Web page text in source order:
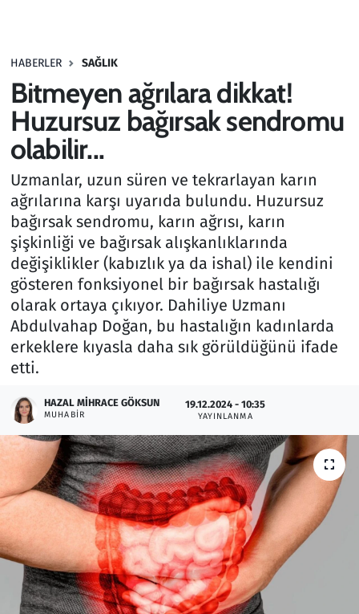
HABERLER SAĞLIK
Bitmeyen ağrılara dikkat!
Huzursuz bağırsak sendromu
olabilir...
Uzmanlar, uzun süren ve tekrarlayan karın
ağrılarına karşı uyarıda bulundu. Huzursuz
bağırsak sendromu, karın ağrısı, karın
şişkinliği ve bağırsak alışkanlıklarında
değişiklikler (kabızlık ya da ishal) ile kendini
gösteren fonksiyonel bir bağırsak hastalığı
olarak ortaya çıkıyor. Dahiliye Uzmanı
Abdulvahap Doğan, bu hastalığın kadınlarda
erkeklere kıyasla daha sık görüldüğünü ifade
etti.
HAZAL MIHRACE GÖKSUN
MUHABIR
19.12.2024 - 10:35
YAYINLANMA
Haber
Kültür Sanat
Kurumsal Haberler
Lezzet Durağı
Memur ve Kamu
Otomobil
Oyun
Ramazan
Resmi İlanlar
Rüya Tabirleri
Sağlık
Savunma Sanayi
Seçim 2023
Spor